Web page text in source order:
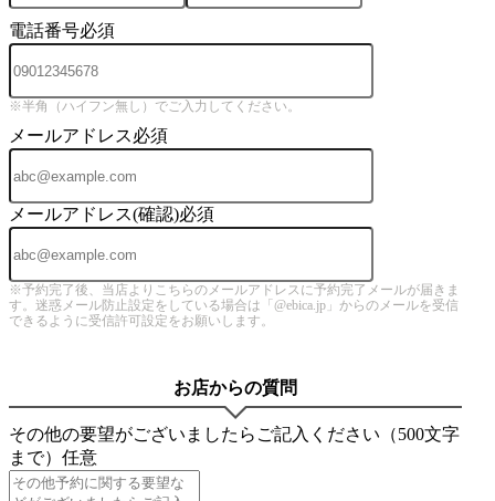
電話番号必須
※半角（ハイフン無し）でご入力してください。
メールアドレス必須
メールアドレス(確認)必須
※予約完了後、当店よりこちらのメールアドレスに予約完了メールが届きま
す。迷惑メール防止設定をしている場合は「@ebica.jp」からのメールを受信
できるように受信許可設定をお願いします。
お店からの質問
その他の要望がございましたらご記入ください（500文字
まで） 任意